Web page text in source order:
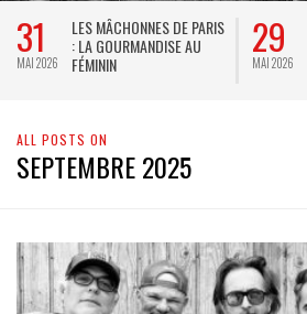
31
MAI 2026
LES MÂCHONNES DE PARIS
: LA GOURMANDISE AU
FÉMININ
29
MAI 2026
ALL POSTS ON
SEPTEMBRE 2025